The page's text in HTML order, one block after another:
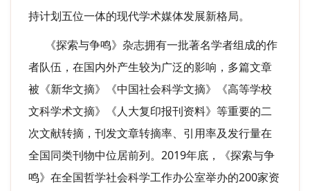
持计划五位一体的现代学术媒体发展新格局。
《探索与争鸣》杂志拥有一批著名学者组成的作
者队伍，在国内外产生较为广泛的影响，多篇文章
被《新华文摘》《中国社会科学文摘》《高等学校
文科学术文摘》《人大复印报刊资料》等重要的二
次文献转摘，刊发文章转摘率、引用率及发行量在
全国同类刊物中位居前列。2019年底，《探索与争
鸣》在全国哲学社会科学工作办公室举办的200家资